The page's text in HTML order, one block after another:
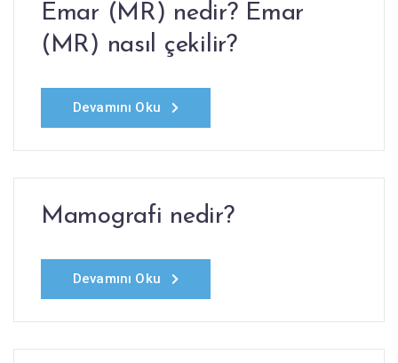
Emar (MR) nedir? Emar
(MR) nasıl çekilir?
Devamını Oku
Mamografi nedir?
Devamını Oku